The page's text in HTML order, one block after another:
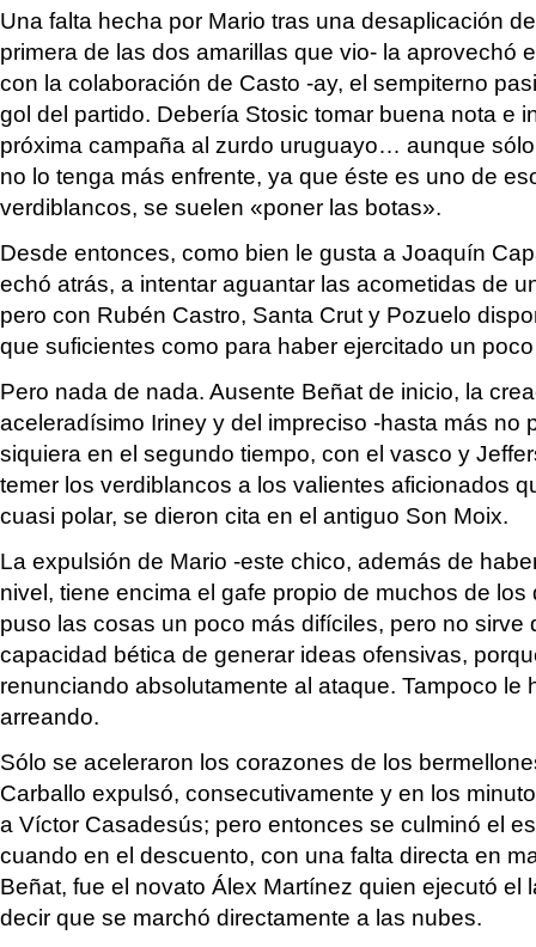
Una falta hecha por Mario tras una desaplicación
primera de las dos amarillas que vio- la aprovechó
con la colaboración de Casto -ay, el sempiterno
gol del partido. Debería Stosic tomar buena nota e
próxima campaña al zurdo uruguayo… aunque
no lo tenga más enfrente, ya que éste es uno de
verdiblancos, se suelen «poner las botas».
Desde entonces, como bien le gusta a Joaquín
echó atrás, a intentar aguantar las acometidas de
pero con Rubén Castro, Santa Crut y Pozuelo
que suficientes como para haber ejercitado un
Pero nada de nada. Ausente Beñat de inicio, la
aceleradísimo Iriney y del impreciso -hasta más no
siquiera en el segundo tiempo, con el vasco y
temer los verdiblancos a los valientes aficionados
cuasi polar, se dieron cita en el antiguo Son Moix.
La expulsión de Mario -este chico, además de
nivel, tiene encima el gafe propio de muchos de los
puso las cosas un poco más difíciles, pero no sirve
capacidad bética de generar ideas ofensivas,
renunciando absolutamente al ataque. Tampoco le
arreando.
Sólo se aceleraron los corazones de los
Carballo expulsó, consecutivamente y en los
a Víctor Casadesús; pero entonces se culminó el
cuando en el descuento, con una falta directa en
Beñat, fue el novato Álex Martínez quien ejecutó el
decir que se marchó directamente a las nubes.